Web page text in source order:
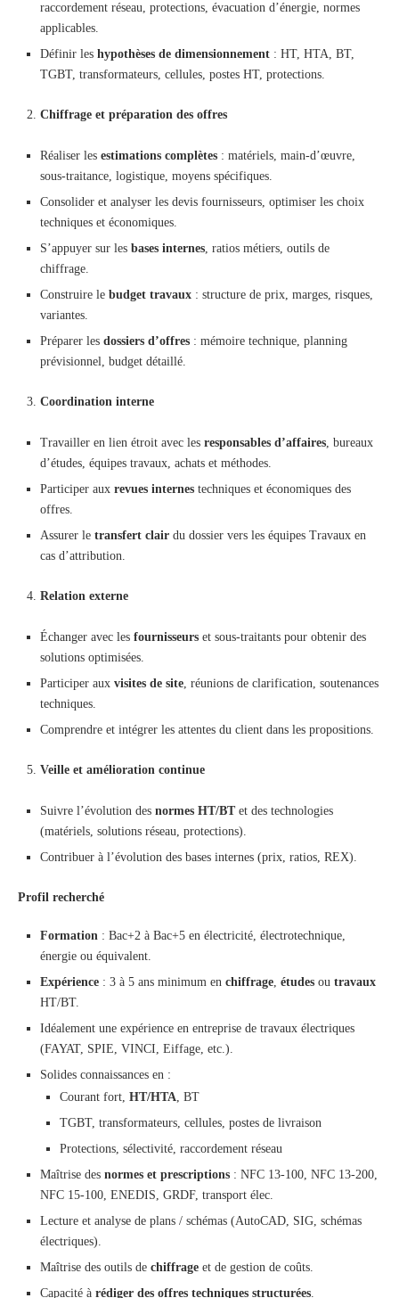
raccordement réseau, protections, évacuation d’énergie, normes
applicables.
Définir les hypothèses de dimensionnement : HT, HTA, BT,
TGBT, transformateurs, cellules, postes HT, protections.
Chiffrage et préparation des offres
Réaliser les estimations complètes : matériels, main-d’œuvre,
sous-traitance, logistique, moyens spécifiques.
Consolider et analyser les devis fournisseurs, optimiser les choix
techniques et économiques.
S’appuyer sur les bases internes, ratios métiers, outils de
chiffrage.
Construire le budget travaux : structure de prix, marges, risques,
variantes.
Préparer les dossiers d’offres : mémoire technique, planning
prévisionnel, budget détaillé.
Coordination interne
Travailler en lien étroit avec les responsables d’affaires, bureaux
d’études, équipes travaux, achats et méthodes.
Participer aux revues internes techniques et économiques des
offres.
Assurer le transfert clair du dossier vers les équipes Travaux en
cas d’attribution.
Relation externe
Échanger avec les fournisseurs et sous-traitants pour obtenir des
solutions optimisées.
Participer aux visites de site, réunions de clarification, soutenances
techniques.
Comprendre et intégrer les attentes du client dans les propositions.
Veille et amélioration continue
Suivre l’évolution des normes HT/BTet des technologies
(matériels, solutions réseau, protections).
Contribuer à l’évolution des bases internes (prix, ratios, REX).
Profil recherché
Formation : Bac+2 à Bac+5 en électricité, électrotechnique,
énergie ou équivalent.
Expérience : 3 à 5 ans minimum en chiffrage, études ou travaux
HT/BT.
Idéalement une expérience en entreprise de travaux électriques
(FAYAT, SPIE, VINCI, Eiffage, etc.).
Solides connaissances en :
Courant fort, HT/HTA, BT
TGBT, transformateurs, cellules, postes de livraison
Protections, sélectivité, raccordement réseau
Maîtrise des normes et prescriptions : NFC 13-100, NFC 13-200,
NFC 15-100, ENEDIS, GRDF, transport élec.
Lecture et analyse de plans / schémas (AutoCAD, SIG, schémas
électriques).
Maîtrise des outils de chiffrage et de gestion de coûts.
Capacité à rédiger des offres techniques structurées.